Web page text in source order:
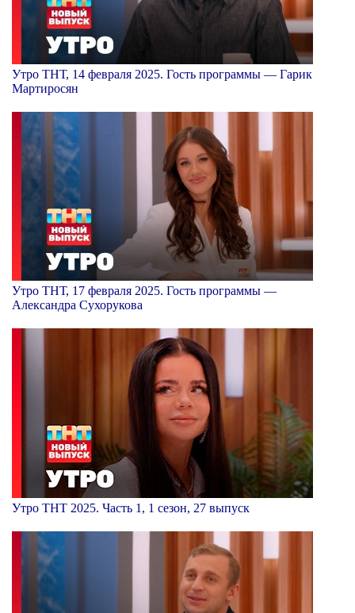
Утро ТНТ, 14 февраля 2025. Гость программы — Гарик
Мартиросян
Утро ТНТ, 17 февраля 2025. Гость программы —
Александра Сухорукова
Утро ТНТ 2025. Часть 1, 1 сезон, 27 выпуск